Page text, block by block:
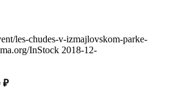
les-chudes-v-izmajlovskom-parke-
InStock 2018-12-
₽